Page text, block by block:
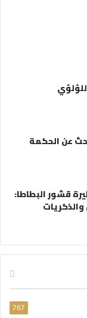
عن الحكمة
قشور البطاطا:
767